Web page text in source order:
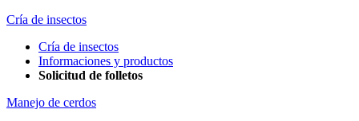
Cría de insectos
Cría de insectos
Informaciones y productos
Solicitud de folletos
Manejo de cerdos